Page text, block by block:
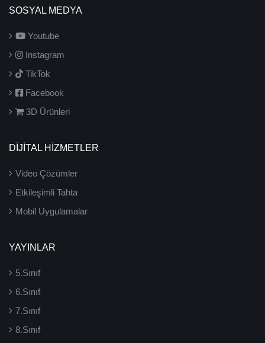
SOSYAL MEDYA
Youtube
Instagram
TikTok
Facebook
3D Ürünleri
DİJİTAL HİZMETLER
Video Çözümler
Etkileşimli Tahta
Mobil Uygulamalar
YAYINLAR
5.Sınıf
6.Sınıf
7.Sınıf
8.Sınıf